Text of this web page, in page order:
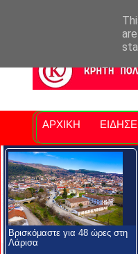
ΑΡΧΙΚΗ
Βρισκόμαστε για 48 ώρες στη
Λάρισα